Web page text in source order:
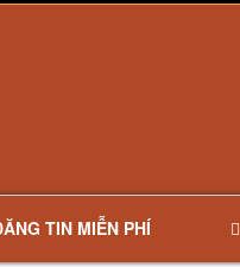
TIN MIỄN PHÍ